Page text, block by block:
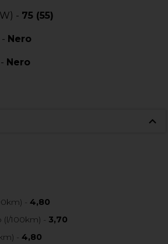
- 75 (55)
Nero
Nero
-4,80
100km) - 3,70
-4,80